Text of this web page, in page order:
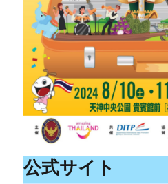
公式サイト